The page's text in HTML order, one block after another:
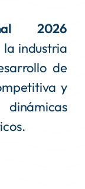
2026
la industria
de
y